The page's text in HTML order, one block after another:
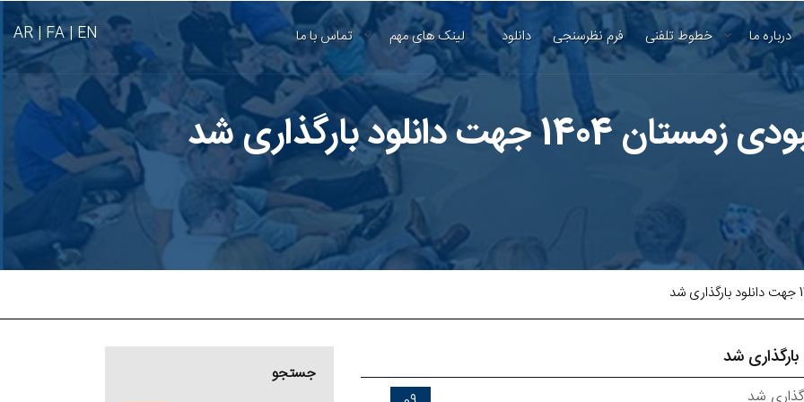
EN |
FA |
AR درباره ما خطوط تلفنی فرم نظرسنجی دانلود لینک های مهم تماس با ما
جهت دانلود بارگذاری شد
جستجو